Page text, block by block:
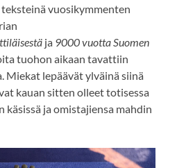
vuosikymmenten
ja 9000 vuotta Suomen
tuohon aikaan tavattiin
Miekat lepäävät ylväinä siinä
kauan sitten olleet totisessa
käsissä ja omistajiensa mahdin